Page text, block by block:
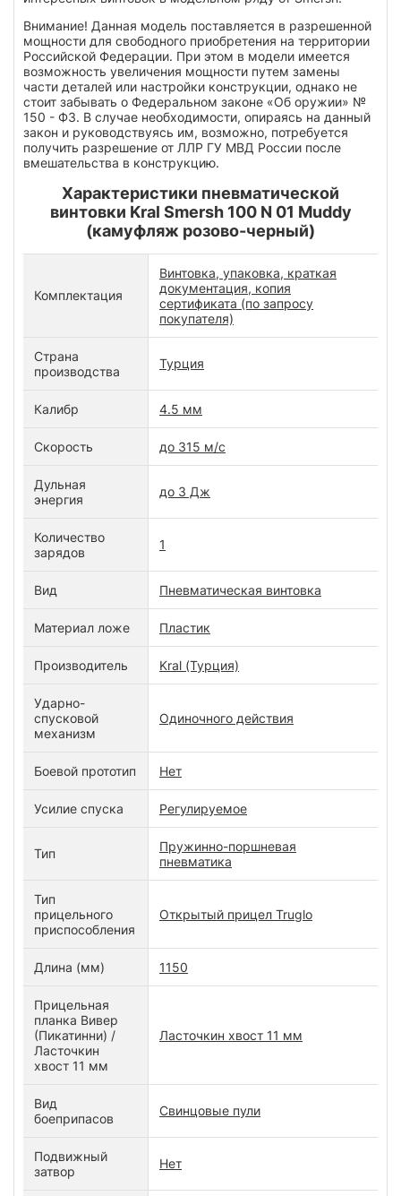
Внимание! Данная модель поставляется в разрешенной
мощности для свободного приобретения на территории
Российской Федерации. При этом в модели имеется
возможность увеличения мощности путем замены
части деталей или настройки конструкции, однако не
стоит забывать о Федеральном законе «Об оружии» №
150 - ФЗ. В случае необходимости, опираясь на данный
закон и руководствуясь им, возможно, потребуется
получить разрешение от ЛЛР ГУ МВД России после
вмешательства в конструкцию.
Характеристики пневматической
винтовки Kral Smersh 100 N 01 Muddy
(камуфляж розово-черный)
Комплектация
Винтовка, упаковка, краткая
документация, копия
сертификата (по запросу
покупателя)
Страна
производства
Турция
Калибр 4.5 мм
Скорость до 315 м/с
Дульная
энергия
до 3 Дж
Количество
зарядов
1
Вид Пневматическая винтовка
Материал ложе Пластик
Производитель Kral (Турция)
Ударно-
спусковой
механизм
Одиночного действия
Боевой прототип Нет
Усилие спуска Регулируемое
Тип
Пружинно-поршневая
пневматика
Тип
прицельного
приспособления
Открытый прицел Truglo
Длина (мм) 1150
Прицельная
планка Вивер
(Пикатинни) /
Ласточкин
хвост 11 мм
Ласточкин хвост 11 мм
Вид
боеприпасов
Свинцовые пули
Подвижный
затвор
Нет